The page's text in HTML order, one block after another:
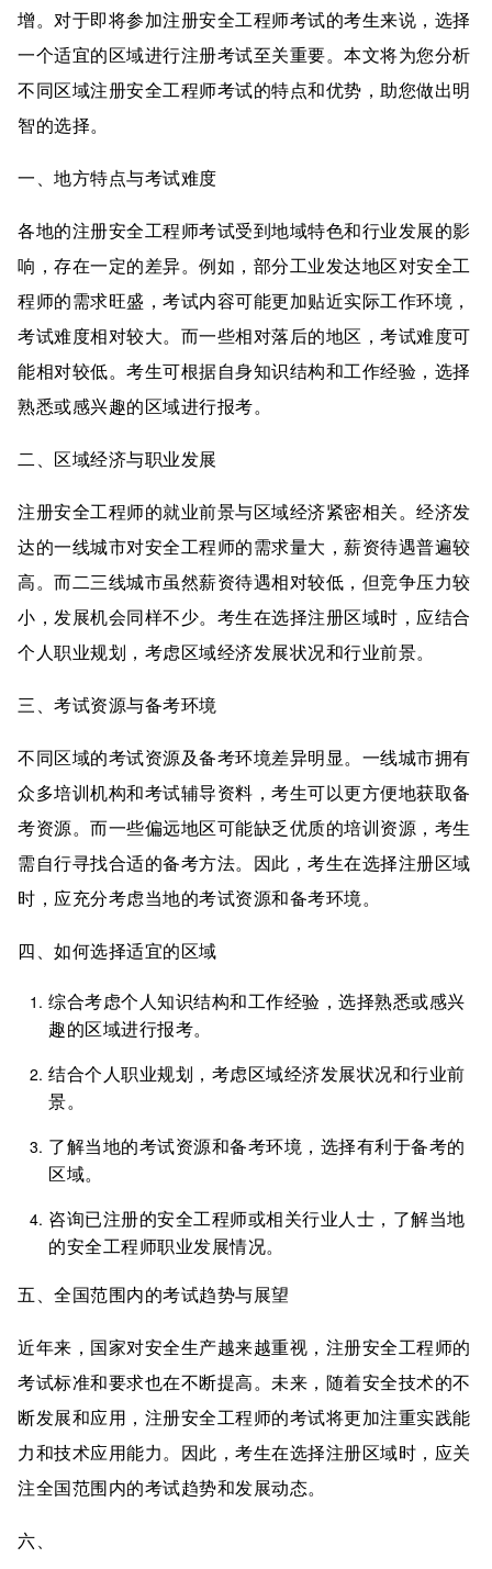
增。对于即将参加注册安全工程师考试的考生来说，选择
一个适宜的区域进行注册考试至关重要。本文将为您分析
不同区域注册安全工程师考试的特点和优势，助您做出明
智的选择。
一、地方特点与考试难度
各地的注册安全工程师考试受到地域特色和行业发展的影
响，存在一定的差异。例如，部分工业发达地区对安全工
程师的需求旺盛，考试内容可能更加贴近实际工作环境，
考试难度相对较大。而一些相对落后的地区，考试难度可
能相对较低。考生可根据自身知识结构和工作经验，选择
熟悉或感兴趣的区域进行报考。
二、区域经济与职业发展
注册安全工程师的就业前景与区域经济紧密相关。经济发
达的一线城市对安全工程师的需求量大，薪资待遇普遍较
高。而二三线城市虽然薪资待遇相对较低，但竞争压力较
小，发展机会同样不少。考生在选择注册区域时，应结合
个人职业规划，考虑区域经济发展状况和行业前景。
三、考试资源与备考环境
不同区域的考试资源及备考环境差异明显。一线城市拥有
众多培训机构和考试辅导资料，考生可以更方便地获取备
考资源。而一些偏远地区可能缺乏优质的培训资源，考生
需自行寻找合适的备考方法。因此，考生在选择注册区域
时，应充分考虑当地的考试资源和备考环境。
四、如何选择适宜的区域
综合考虑个人知识结构和工作经验，选择熟悉或感兴
趣的区域进行报考。
结合个人职业规划，考虑区域经济发展状况和行业前
景。
了解当地的考试资源和备考环境，选择有利于备考的
区域。
咨询已注册的安全工程师或相关行业人士，了解当地
的安全工程师职业发展情况。
五、全国范围内的考试趋势与展望
近年来，国家对安全生产越来越重视，注册安全工程师的
考试标准和要求也在不断提高。未来，随着安全技术的不
断发展和应用，注册安全工程师的考试将更加注重实践能
力和技术应用能力。因此，考生在选择注册区域时，应关
注全国范围内的考试趋势和发展动态。
六、